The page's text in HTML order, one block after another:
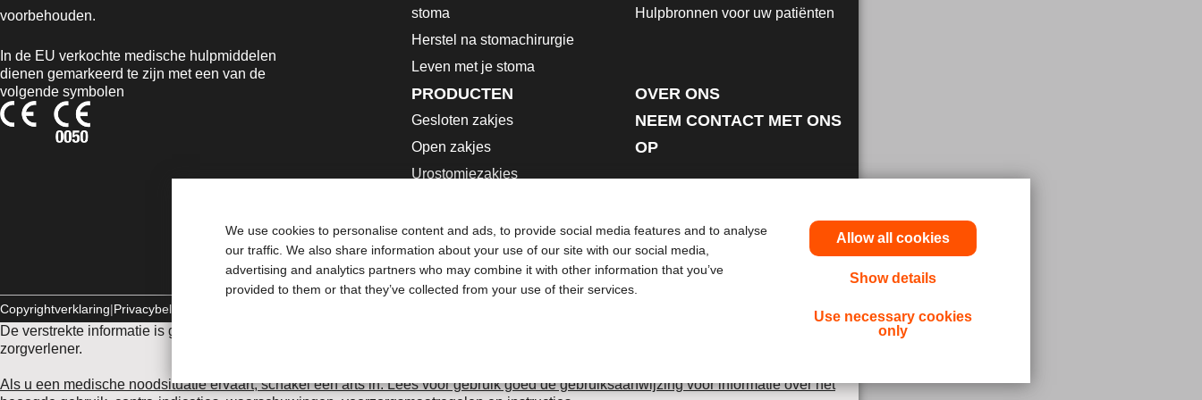
We use cookies to personalise content and ads, to provide social media features and to analyse
our traffic. We also share information about your use of our site with our social media,
advertising and analytics partners who may combine it with other information that you’ve
provided to them or that they’ve collected from your use of their services.
Allow all cookies
Show details
Use necessary cookies
only
voorbehouden.
In de EU verkochte medische hulpmiddelen
dienen gemarkeerd te zijn met een van de
volgende symbolen
stoma
Herstel na stomachirurgie
Leven met je stoma
Hulpbronnen voor uw patiënten
PRODUCTEN
Gesloten zakjes
Open zakjes
Urostomiezakjes
Hulpmiddelen
Gebruiksaanwijzing
Veiligheidsgegevensbladen
OVER ONS
NEEM CONTACT MET ONS
OP
Copyrightverklaring Privacybeleid
De verstrekte informatie is geen medisch advies en is niet bedoeld als vervanging voor het advies van uw eigen arts of andere
zorgverlener.
Als u een medische noodsituatie ervaart, schakel een arts in. Lees voor gebruik goed de gebruiksaanwijzing voor informatie over het